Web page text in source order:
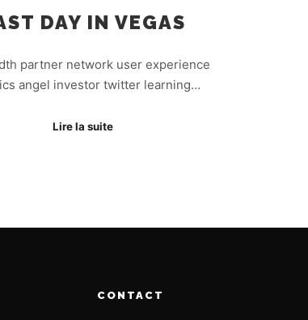
DAY IN VEGAS
partner network user experience
angel investor twitter learning…
Lire la suite
CONTACT